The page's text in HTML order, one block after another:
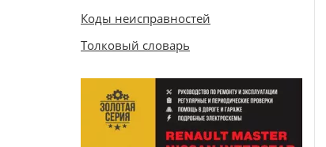
Коды неисправностей
Толковый словарь